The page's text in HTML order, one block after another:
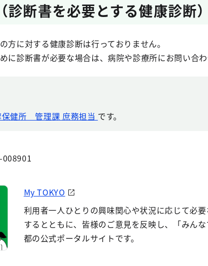
断書を必要とする健康診断）
方に対する健康診断は行っておりません。
に診断書が必要な場合は、病院や診療所にお問い合わ
保健所 管理課 庶務担当 です。
My TOKYO
利用者一人ひとりの興味関心や状況に応じて必
するとともに、皆様のご意見を反映し、「みん
都の公式ポータルサイトです。